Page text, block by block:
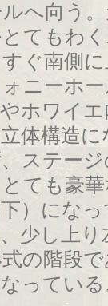
へ向う
てもわ
ぐ南側
ニーホ
ホワイ
体構造
ステー
ても豪
下）にな
少し上
の階段
ってい